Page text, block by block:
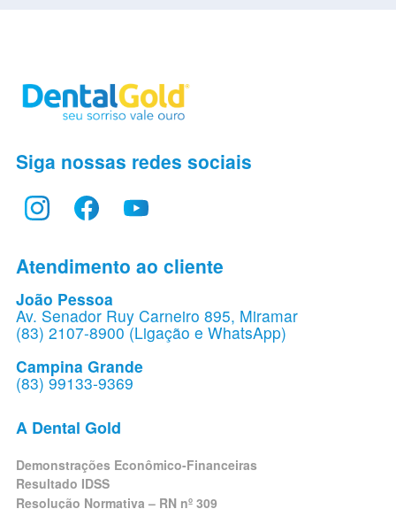
Siga nossas redes sociais
Atendimento ao cliente
João Pessoa
Av. Senador Ruy Carneiro 895, Miramar
(83) 2107-8900 (Ligação e WhatsApp)
Campina Grande
(83) 99133-9369
A Dental Gold
Demonstrações Econômico-Financeiras
Resultado IDSS
Resolução Normativa – RN nº 309